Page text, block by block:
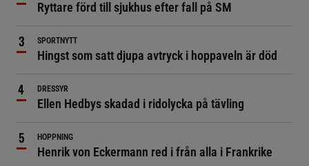
Ryttare förd till sjukhus efter fall på SM
SPORTNYTT
Hingst som satt djupa avtryck i hoppaveln är död
DRESSYR
Ellen Hedbys skadad i ridolycka på tävling
HOPPNING
Henrik von Eckermann red i från alla i Frankrike